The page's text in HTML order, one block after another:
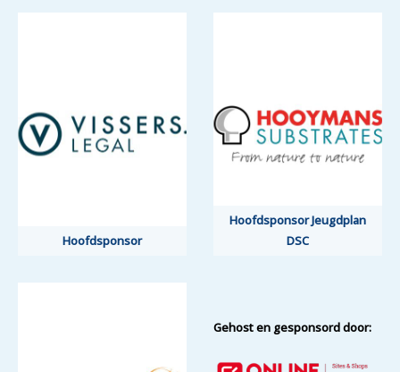
Hoofdsponsor
Hoofdsponsor Jeugdplan
DSC
Gehost en gesponsord door: